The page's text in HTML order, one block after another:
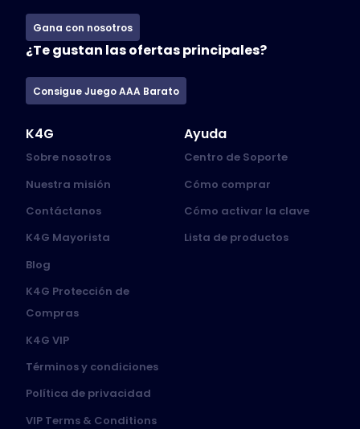
Gana con nosotros
¿Te gustan las ofertas principales?
Consigue Juego AAA Barato
K4G
Sobre nosotros
Nuestra misión
Contáctanos
K4G Mayorista
Blog
K4G Protección de
Compras
K4G VIP
Términos y condiciones
Política de privacidad
VIP Terms & Conditions
Ayuda
Centro de Soporte
Cómo comprar
Cómo activar la clave
Lista de productos